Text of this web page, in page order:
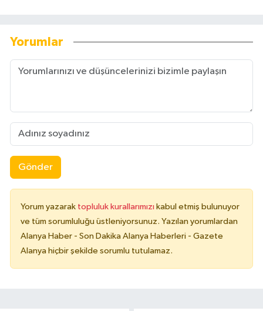
Yorumlar
Gönder
Yorum yazarak topluluk kurallarımızı kabul etmiş bulunuyor
ve tüm sorumluluğu üstleniyorsunuz. Yazılan yorumlardan
Alanya Haber - Son Dakika Alanya Haberleri - Gazete
Alanya hiçbir şekilde sorumlu tutulamaz.